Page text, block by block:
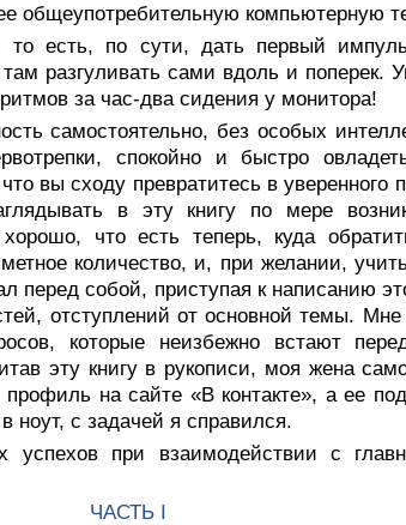
общеупотребительную компьютерную
то есть, по сути, дать первый
разгуливать сами вдоль и поперек.
за час-два сидения у монитора!
самостоятельно, без особых
спокойно и быстро
вы сходу превратитесь в уверенного
в эту книгу по мере
что есть теперь, куда
количество, и, при желании,
перед собой, приступая к написанию
отступлений от основной темы.
которые неизбежно встают
эту книгу в рукописи, моя жена
на сайте «В контакте», а ее
ноут, с задачей я справился.
при взаимодействии с
ЧАСТЬ I